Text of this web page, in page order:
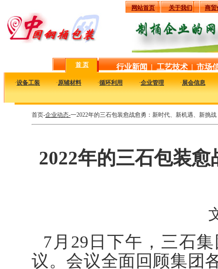
网站首页 关于我们 商贸
首 页 行业新闻 | 工艺技术 | 市场
·设备工装 ·原辅材料 ·循环利用 ·企业管理 ·展会信息
首页-企业动态-一2022年的三石包装愈战愈勇：新时代、新机遇、新挑战
2022年的三石包装
7月29日下午，三石
议。会议全面回顾集团